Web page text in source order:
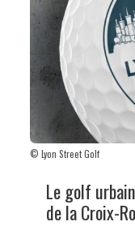
© Lyon Street Golf
Le golf
de la Croix-